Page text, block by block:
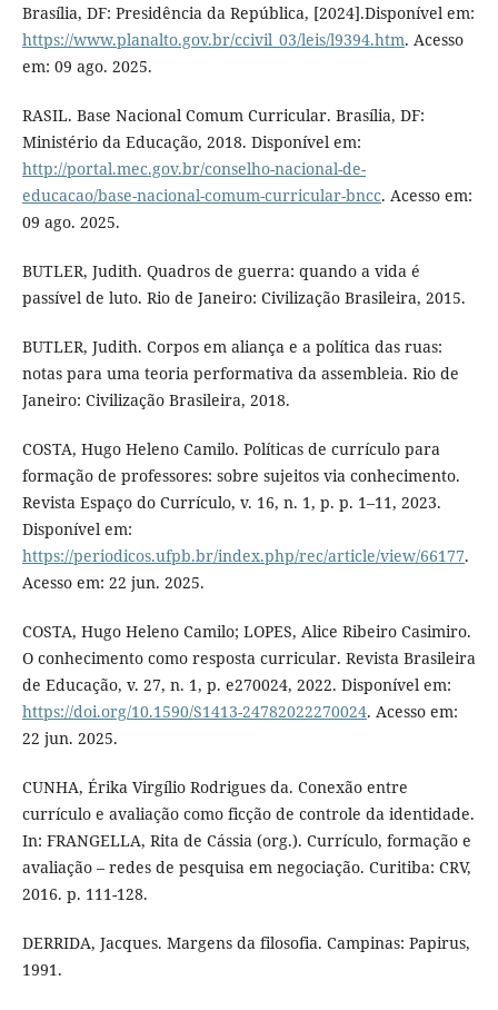
Brasília, DF: Presidência da República, [2024].Disponível em:
https://www.planalto.gov.br/ccivil_03/leis/l9394.htm. Acesso
em: 09 ago. 2025.
RASIL. Base Nacional Comum Curricular. Brasília, DF:
Ministério da Educação, 2018. Disponível em:
http://portal.mec.gov.br/conselho-nacional-de-
educacao/base-nacional-comum-curricular-bncc. Acesso em:
09 ago. 2025.
BUTLER, Judith. Quadros de guerra: quando a vida é
passível de luto. Rio de Janeiro: Civilização Brasileira, 2015.
BUTLER, Judith. Corpos em aliança e a política das ruas:
notas para uma teoria performativa da assembleia. Rio de
Janeiro: Civilização Brasileira, 2018.
COSTA, Hugo Heleno Camilo. Políticas de currículo para
formação de professores: sobre sujeitos via conhecimento.
Revista Espaço do Currículo, v. 16, n. 1, p. p. 1–11, 2023.
Disponível em:
https://periodicos.ufpb.br/index.php/rec/article/view/66177.
Acesso em: 22 jun. 2025.
COSTA, Hugo Heleno Camilo; LOPES, Alice Ribeiro Casimiro.
O conhecimento como resposta curricular. Revista Brasileira
de Educação, v. 27, n. 1, p. e270024, 2022. Disponível em:
https://doi.org/10.1590/S1413-24782022270024. Acesso em:
22 jun. 2025.
CUNHA, Érika Virgílio Rodrigues da. Conexão entre
currículo e avaliação como ficção de controle da identidade.
In: FRANGELLA, Rita de Cássia (org.). Currículo, formação e
avaliação – redes de pesquisa em negociação. Curitiba: CRV,
2016. p. 111-128.
DERRIDA, Jacques. Margens da filosofia. Campinas: Papirus,
1991.